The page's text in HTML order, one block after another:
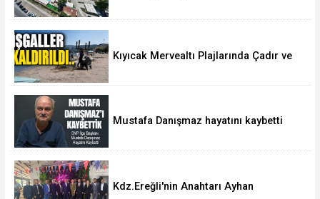
Kıyıcak Mervealtı Plajlarında Çadır ve
Mustafa Danışmaz hayatını kaybetti
Kdz.Ereğli'nin Anahtarı Ayhan